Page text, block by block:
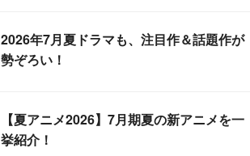
2026年7月夏ドラマも、注目作＆話題作が
勢ぞろい！
【夏アニメ2026】7月期夏の新アニメを一
挙紹介！